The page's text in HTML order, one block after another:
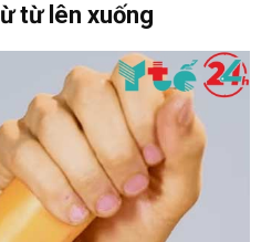
từ lên xuống